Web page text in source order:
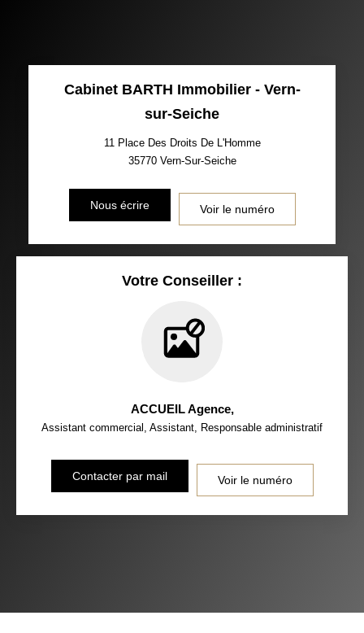
Cabinet BARTH Immobilier - Vern-
sur-Seiche
11 Place Des Droits De L'Homme
35770 Vern-Sur-Seiche
Nous écrire Voir le numéro
Votre Conseiller :
ACCUEIL Agence,
Assistant commercial, Assistant, Responsable administratif
Contacter par mail Voir le numéro